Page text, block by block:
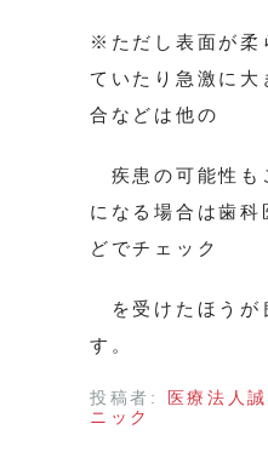
※ただし表面が柔
ていたり急激に大
合などは他の
疾患の可能性も
になる場合は歯科
どでチェック
を受けたほうが
す。
投稿者:
医療法人
ニック